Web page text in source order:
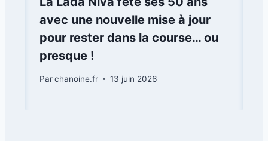
avec une nouvelle mise à jour
pour rester dans la course… ou
presque !
Parchanoine.fr 13 juin 2026